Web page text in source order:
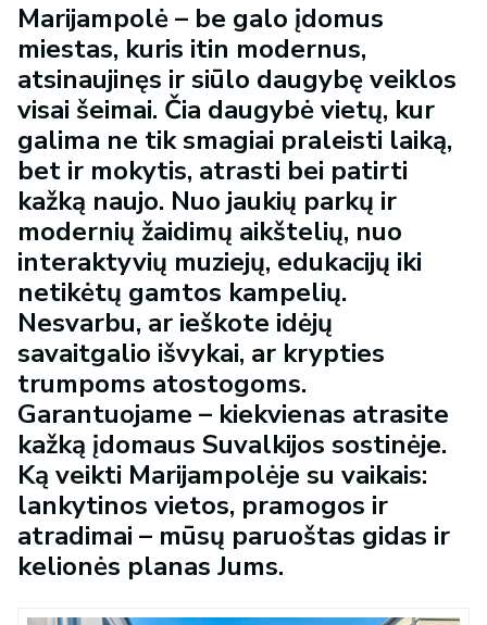
Marijampolė – be galo įdomus
miestas, kuris itin modernus,
atsinaujinęs ir siūlo daugybę veiklos
visai šeimai. Čia daugybė vietų, kur
galima ne tik smagiai praleisti laiką,
bet ir mokytis, atrasti bei patirti
kažką naujo. Nuo jaukių parkų ir
modernių žaidimų aikštelių, nuo
interaktyvių muziejų, edukacijų iki
netikėtų gamtos kampelių.
Nesvarbu, ar ieškote idėjų
savaitgalio išvykai, ar krypties
trumpoms atostogoms.
Garantuojame – kiekvienas atrasite
kažką įdomaus Suvalkijos sostinėje.
Ką veikti Marijampolėje su vaikais:
lankytinos vietos, pramogos ir
atradimai – mūsų paruoštas gidas ir
kelionės planas Jums.